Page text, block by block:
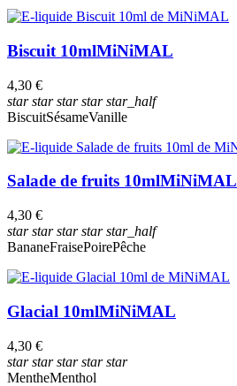
Biscuit 10mlMiNiMAL
4,30 €
starstarstarstarstar_half
BiscuitSésameVanille
Salade de fruits 10mlMiNiMAL
4,30 €
starstarstarstarstar_half
BananeFraisePoirePêche
Glacial 10mlMiNiMAL
4,30 €
starstarstarstarstar
MentheMenthol